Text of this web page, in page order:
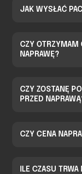
JAK WYSŁAĆ
CZY OTRZYMAM
NAPRAWĘ?
CZY ZOSTANĘ
PRZED
CZY CENA
ILE CZASU TRWA